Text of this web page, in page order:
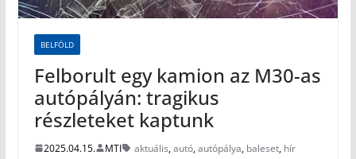
BELFÖLD
Felborult egy kamion az M30-as
autópályán: tragikus
részleteket kaptunk
2025.04.15. MTI aktuális,autó,autópálya, baleset, hír